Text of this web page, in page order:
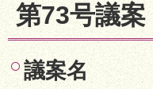
第73号議案
議案名